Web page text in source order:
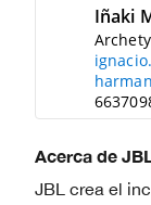
Iñaki
Acerca de
JBL crea el